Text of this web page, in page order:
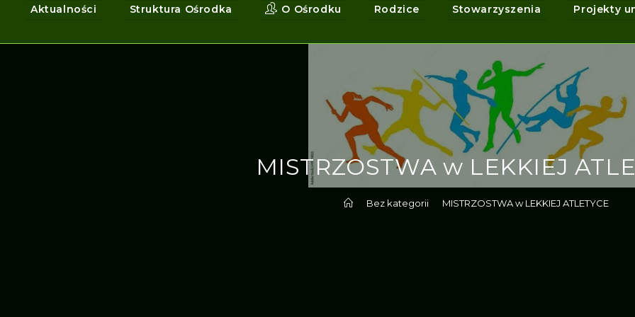
Aktualności Struktura Ośrodka O Ośrodku Rodzice Stowarzyszenia Projekty
MISTRZOSTWA w LEKKIEJ
Bez kategorii MISTRZOSTWA w LEKKIEJ ATLETYCE